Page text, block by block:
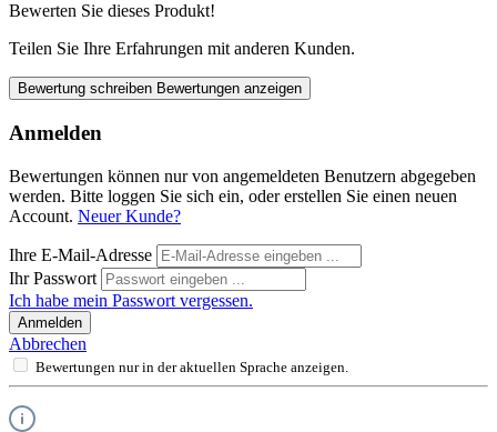
Bewerten Sie dieses Produkt!
Teilen Sie Ihre Erfahrungen mit anderen Kunden.
Bewertung schreiben Bewertungen anzeigen
Anmelden
Bewertungen können nur von angemeldeten Benutzern abgegeben
werden. Bitte loggen Sie sich ein, oder erstellen Sie einen neuen
Account. Neuer Kunde?
Ihre E-Mail-Adresse
Ihr Passwort
Ich habe mein Passwort vergessen.
Anmelden
Abbrechen
Bewertungen nur in der aktuellen Sprache anzeigen.